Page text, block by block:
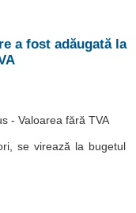
a fost adăugată la
- Valoarea fără TVA
se virează la bugetul